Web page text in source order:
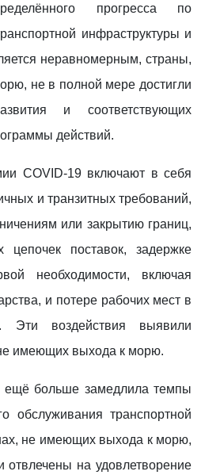
прогресса по
инфраструктуры и
неравномерным, страны,
не в полной мере достигли
и соответствующих
действий.
COVID-19 включают в себя
и транзитных требований,
или закрытию границ,
цепочек поставок, задержке
необходимости, включая
и потере рабочих мест в
Эти воздействия выявили
имеющих выхода к морю.
ещё больше замедлила темпы
обслуживания транспортной
не имеющих выхода к морю,
отвлечены на удовлетворение